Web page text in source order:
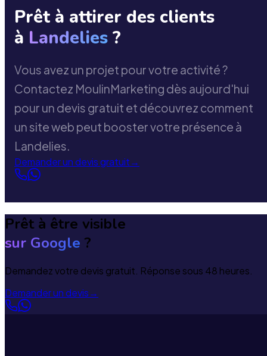
Prêt à attirer des clients
à Landelies ?
Vous avez un projet pour votre activité ?
Contactez MoulinMarketing dès aujourd'hui
pour un devis gratuit et découvrez comment
un site web peut booster votre présence à
Landelies.
Demander un devis gratuit→
Prêt à être visible
sur Google ?
Demandez votre devis gratuit. Réponse sous 48 heures.
Demander un devis→